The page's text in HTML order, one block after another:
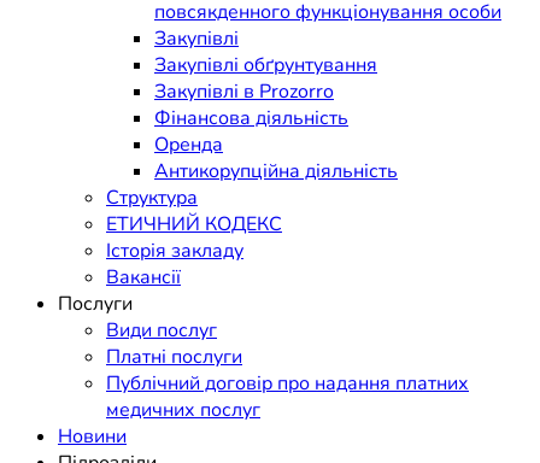
повсякденного функціонування особи
Закупівлі
Закупівлі обґрунтування
Закупівлі в Prozorro
Фінансова діяльність
Оренда
Антикорупційна діяльність
Структура
ЕТИЧНИЙ КОДЕКС
Історія закладу
Вакансії
Послуги
Види послуг
Платні послуги
Публічний договір про надання платних
медичних послуг
Новини